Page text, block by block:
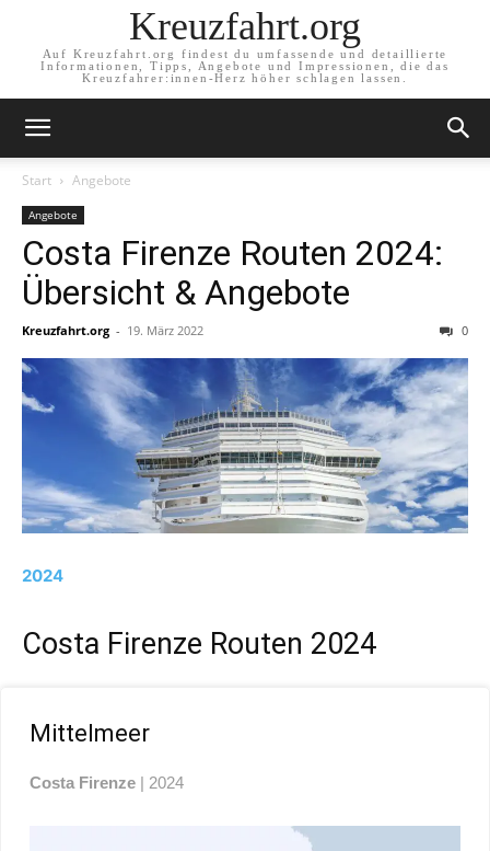
Kreuzfahrt.org
Auf Kreuzfahrt.org findest du umfassende und detaillierte
Informationen, Tipps, Angebote und Impressionen, die das
Kreuzfahrer:innen-Herz höher schlagen lassen.
Start Angebote
Angebote
Costa Firenze Routen 2024:
Übersicht & Angebote
Kreuzfahrt.org - 19. März 2022 0
2024
Costa Firenze Routen 2024
Mittelmeer
Costa Firenze | 2024